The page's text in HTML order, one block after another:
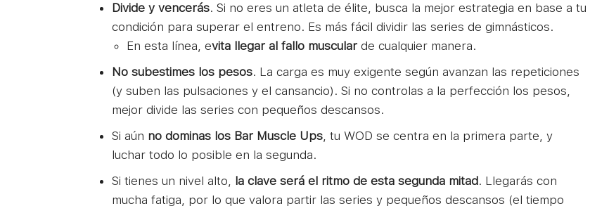
Divide y vencerás. Si no eres un atleta de élite, busca la mejor estrategia en base a tu
condición para superar el entreno. Es más fácil dividir las series de gimnásticos.
En esta línea, evita llegar al fallo muscular de cualquier manera.
No subestimes los pesos. La carga es muy exigente según avanzan las repeticiones
(y suben las pulsaciones y el cansancio). Si no controlas a la perfección los pesos,
mejor divide las series con pequeños descansos.
Si aún no dominas los Bar Muscle Ups, tu WOD se centra en la primera parte, y
luchar todo lo posible en la segunda.
Si tienes un nivel alto, la clave será el ritmo de esta segunda mitad. Llegarás con
mucha fatiga, por lo que valora partir las series y pequeños descansos (el tiempo